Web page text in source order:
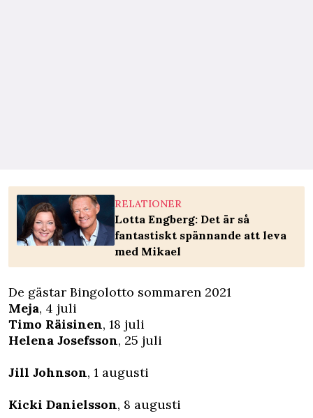
RELATIONER
Lotta Engberg: Det är så
fantastiskt spännande att leva
med Mikael
De gästar Bingolotto sommaren 2021
Meja, 4 juli
Timo Räisinen, 18 juli
Helena Josefsson, 25 juli
Jill Johnson, 1 augusti
Kicki Danielsson, 8 augusti